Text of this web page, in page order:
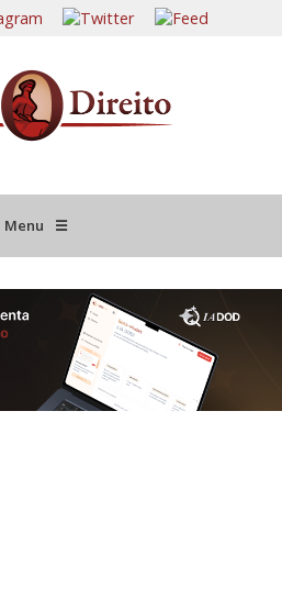
Menu ☰
COMENTADA
COMENTADOS